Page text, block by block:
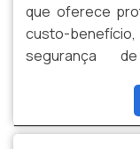
que oferece
custo-
segurança
destaca por
corte e